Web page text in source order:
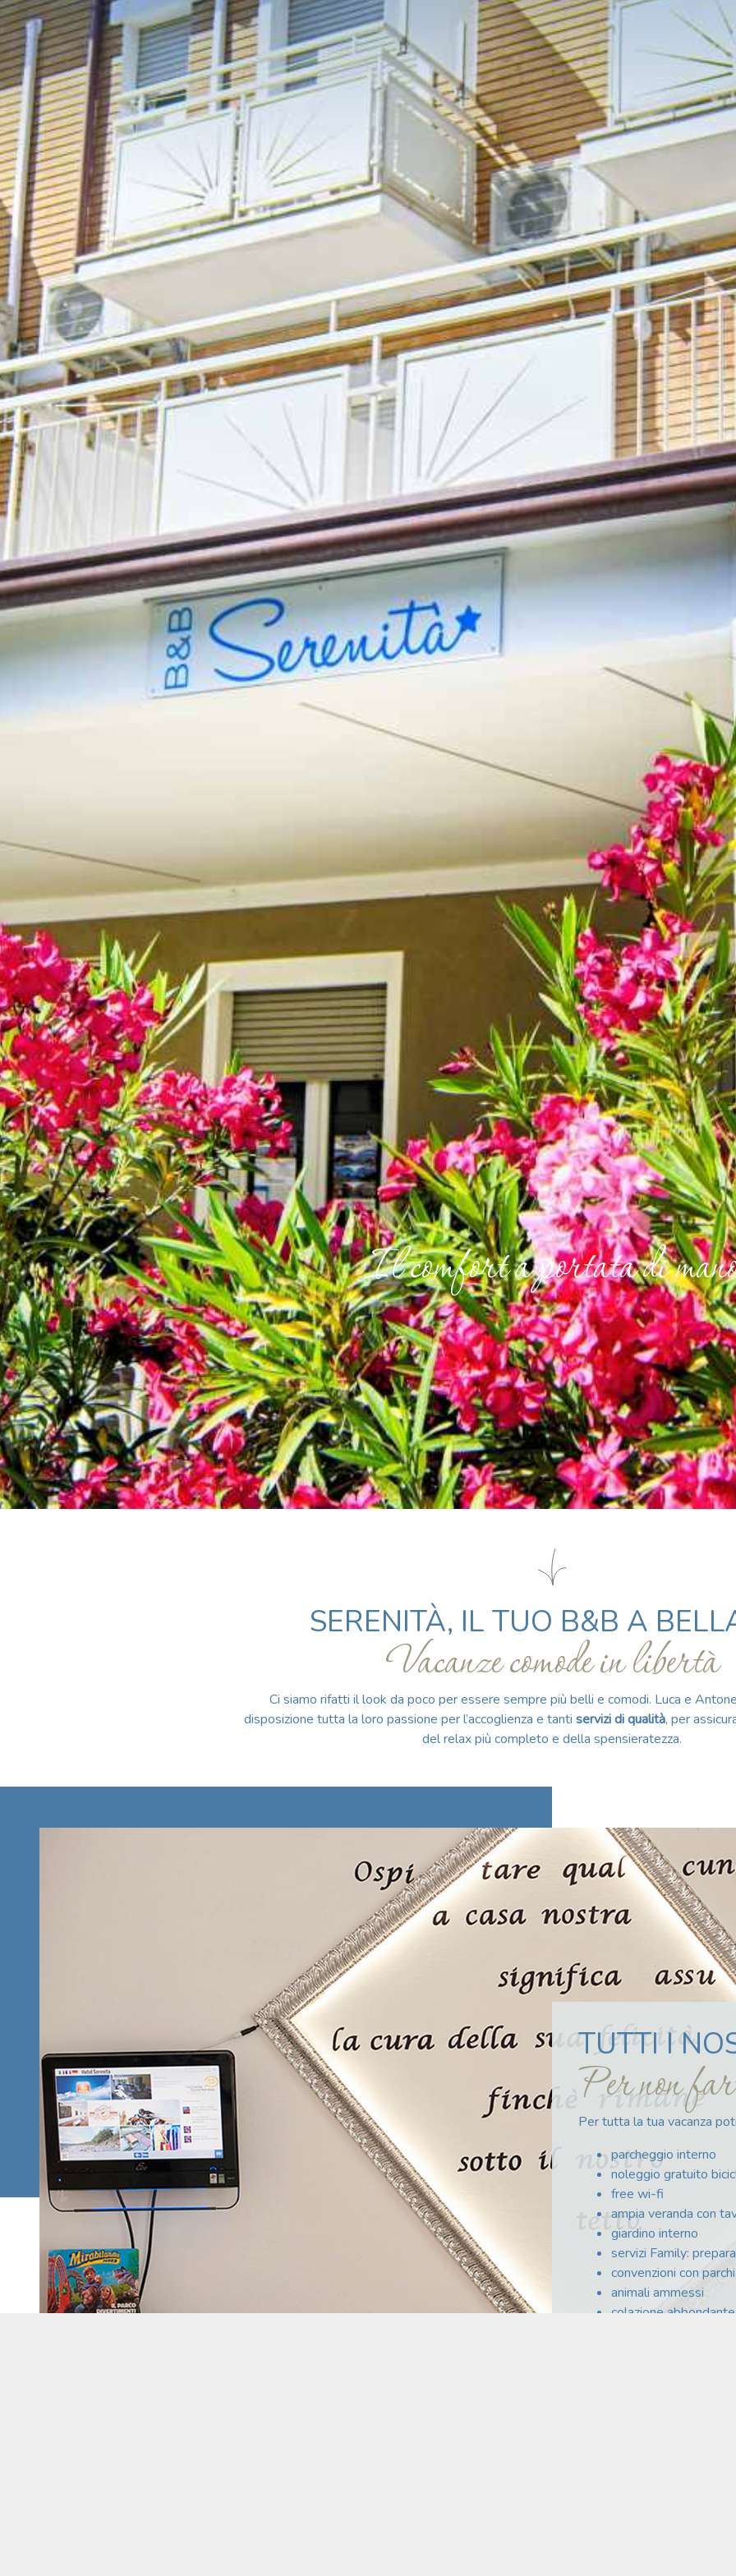
Il comfort a portata di
SERENITÀ, IL TUO B&B A
Vacanze comode in libertà
Ci siamo rifatti il look da poco per essere sempre più belli e comodi. Luca e
disposizione tutta la loro passione per l’accoglienza e tanti servizi di qualità, per
del relax più completo e della spensieratezza.
TUTTI I
Per non
Per tutta la tua vacanza
parcheggio interno
noleggio gratuito
free wi-fi
ampia veranda con
giardino interno
servizi Family:
convenzioni con
animali ammessi
colazione